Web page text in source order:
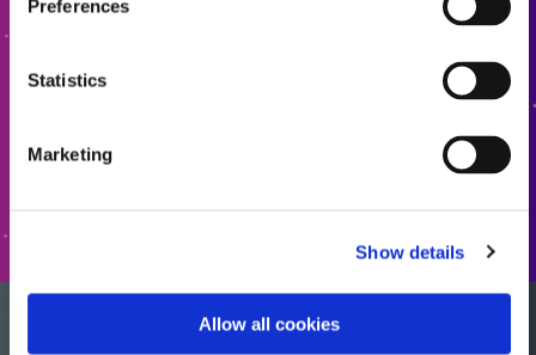
Preferences
Statistics
Marketing
Show details
Allow all cookies
准备好迈出下一步了吗？Dymax 团队成员将很快与您联